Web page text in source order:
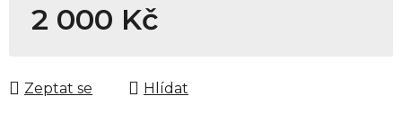
2 000 Kč
Zeptat se Hlídat